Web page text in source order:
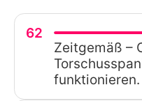
62
Zeitgemäß –
funktionieren.